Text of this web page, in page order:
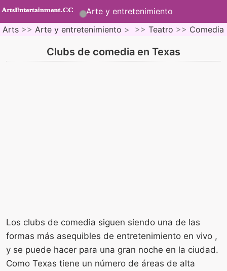
Arte y entretenimiento
Arts >> Arte y entretenimiento > >> Teatro >> Comedia
Clubs de comedia en Texas
Los clubs de comedia siguen siendo una de las
formas más asequibles de entretenimiento en vivo ,
y se puede hacer para una gran noche en la ciudad.
Como Texas tiene un número de áreas de alta